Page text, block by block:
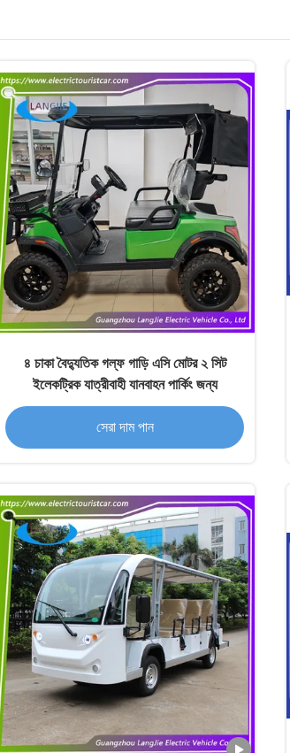
৪ চাকা বৈদ্যুতিক গল্ফ গাড়ি এসি মোটর ২ সিট
ইলেকট্রিক যাত্রীবাহী যানবাহন পার্কিং জন্য
সেরা দাম পান